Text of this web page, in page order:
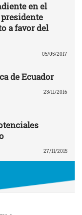
en el
a favor del
05/05/2017
de Ecuador
23/11/2016
27/11/2015